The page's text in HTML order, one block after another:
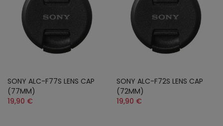
SONY ALC-F77S LENS CAP
(77MM)
19,90 €
SONY ALC-F72S LENS CAP
(72MM)
19,90 €